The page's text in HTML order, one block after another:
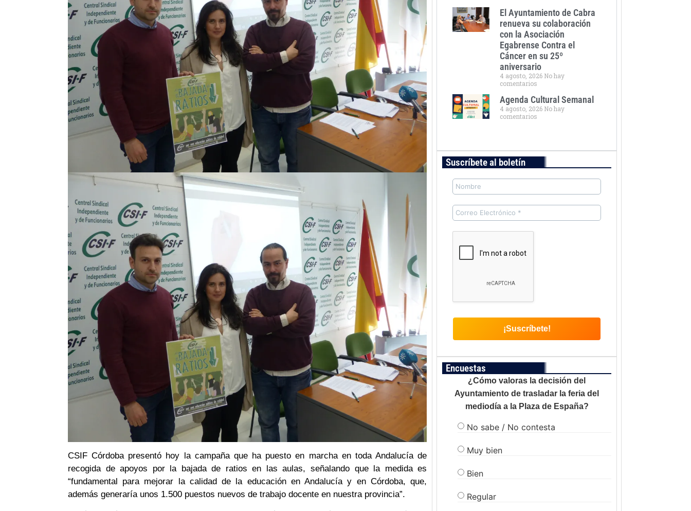
CSIF Córdoba presentó hoy la campaña que ha puesto en marcha en toda Andalucía de
recogida de apoyos por la bajada de ratios en las aulas, señalando que la medida es
“fundamental para mejorar la calidad de la educación en Andalucía y en Córdoba, que,
además generaría unos 1.500 puestos nuevos de trabajo docente en nuestra provincia”.
El Ayuntamiento de Cabra
renueva su colaboración
con la Asociación
Egabrense Contra el
Cáncer en su 25º
aniversario
4 agosto, 2026 No hay
comentarios
Agenda Cultural Semanal
4 agosto, 2026 No hay
comentarios
Suscríbete al boletín
Encuestas
¿Cómo valoras la decisión del
Ayuntamiento de trasladar la feria del
mediodía a la Plaza de España?
No sabe / No contesta
Muy bien
Bien
Regular